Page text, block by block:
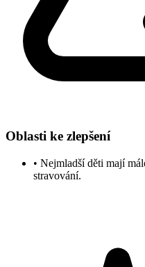
Oblasti ke zlepšení
• Nejmladší děti mají
stravování.